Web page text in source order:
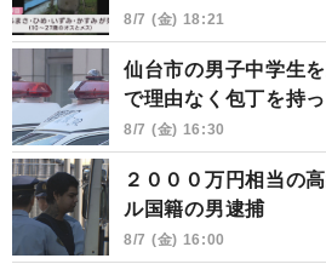
8/7 (金) 18:21
仙台市の男子中学生
で理由なく包丁を持
8/7 (金) 16:30
２０００万円相当の
ル国籍の男逮捕
8/7 (金) 16:00